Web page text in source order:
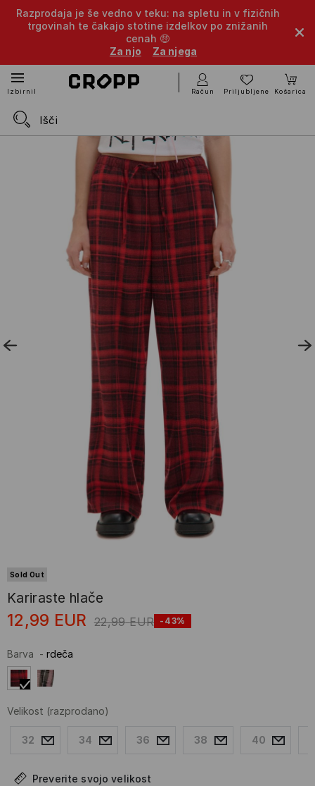
Razprodaja je še vedno v teku: na spletu in v fizičnih
trgovinah te čakajo stotine izdelkov po znižanih
cenah 🤑
Za njo
Za njega
Izbirnik Račun Priljubljene Košarica
Sold Out
Kariraste hlače
12,99 EUR 22,99 EUR -43%
Barva - rdeča
Velikost (razprodano)
32 34 36 38 40
Preverite svojo velikost